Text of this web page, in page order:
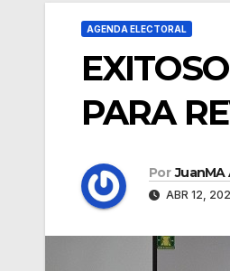
AGENDA ELECTORAL
PARA
Por JuanMA
ABR 12,